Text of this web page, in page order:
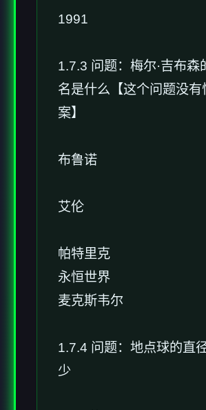
1991
1.7.3 问题：梅尔·吉布森
名是什么【这个问题没有
案】
布鲁诺
艾伦
帕特里克
永恒世界
麦克斯韦尔
1.7.4 问题：地点球的直
少